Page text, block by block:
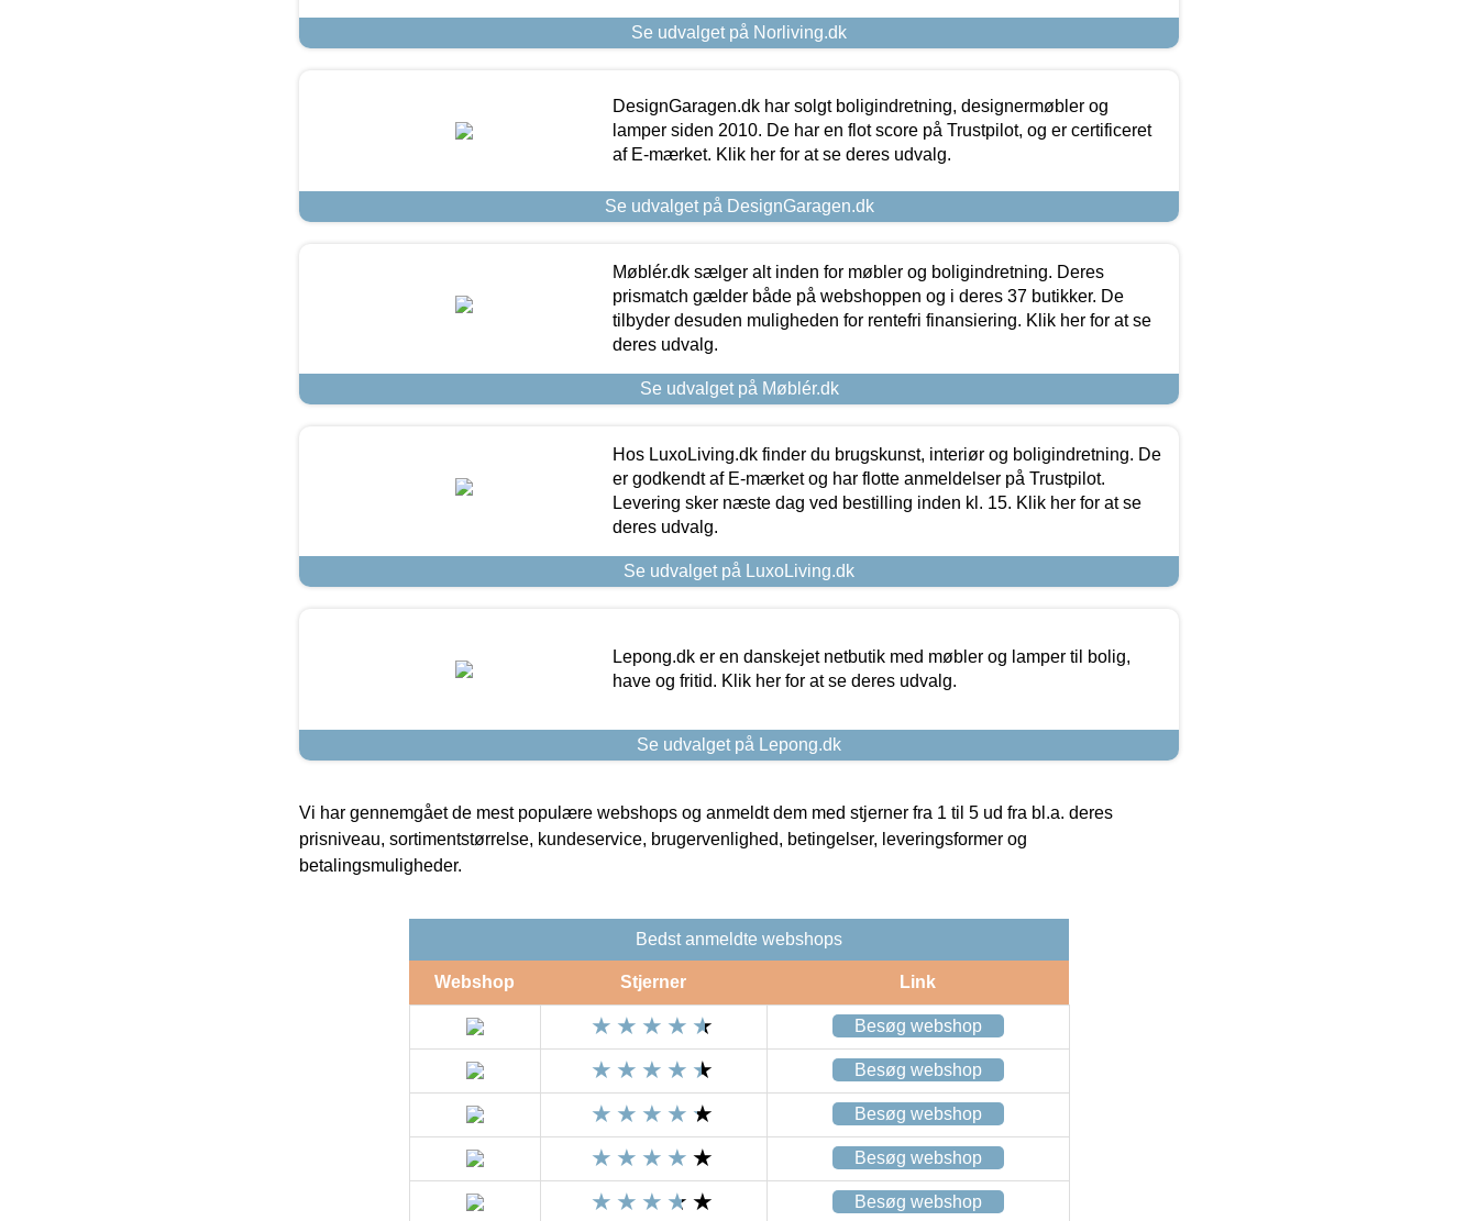
Se udvalget på Norliving.dk
DesignGaragen.dk har solgt boligindretning, designermøbler og
lamper siden 2010. De har en flot score på Trustpilot, og er certificeret
af E-mærket. Klik her for at se deres udvalg.
Se udvalget på DesignGaragen.dk
Møblér.dk sælger alt inden for møbler og boligindretning. Deres
prismatch gælder både på webshoppen og i deres 37 butikker. De
tilbyder desuden muligheden for rentefri finansiering. Klik her for at se
deres udvalg.
Se udvalget på Møblér.dk
Hos LuxoLiving.dk finder du brugskunst, interiør og boligindretning. De
er godkendt af E-mærket og har flotte anmeldelser på Trustpilot.
Levering sker næste dag ved bestilling inden kl. 15. Klik her for at se
deres udvalg.
Se udvalget på LuxoLiving.dk
Lepong.dk er en danskejet netbutik med møbler og lamper til bolig,
have og fritid. Klik her for at se deres udvalg.
Se udvalget på Lepong.dk
Vi har gennemgået de mest populære webshops og anmeldt dem med stjerner fra 1 til 5 ud fra bl.a. deres
prisniveau, sortimentstørrelse, kundeservice, brugervenlighed, betingelser, leveringsformer og
betalingsmuligheder.
Bedst anmeldte webshops
Webshop Stjerner Link
Besøg webshop
Besøg webshop
Besøg webshop
Besøg webshop
Besøg webshop